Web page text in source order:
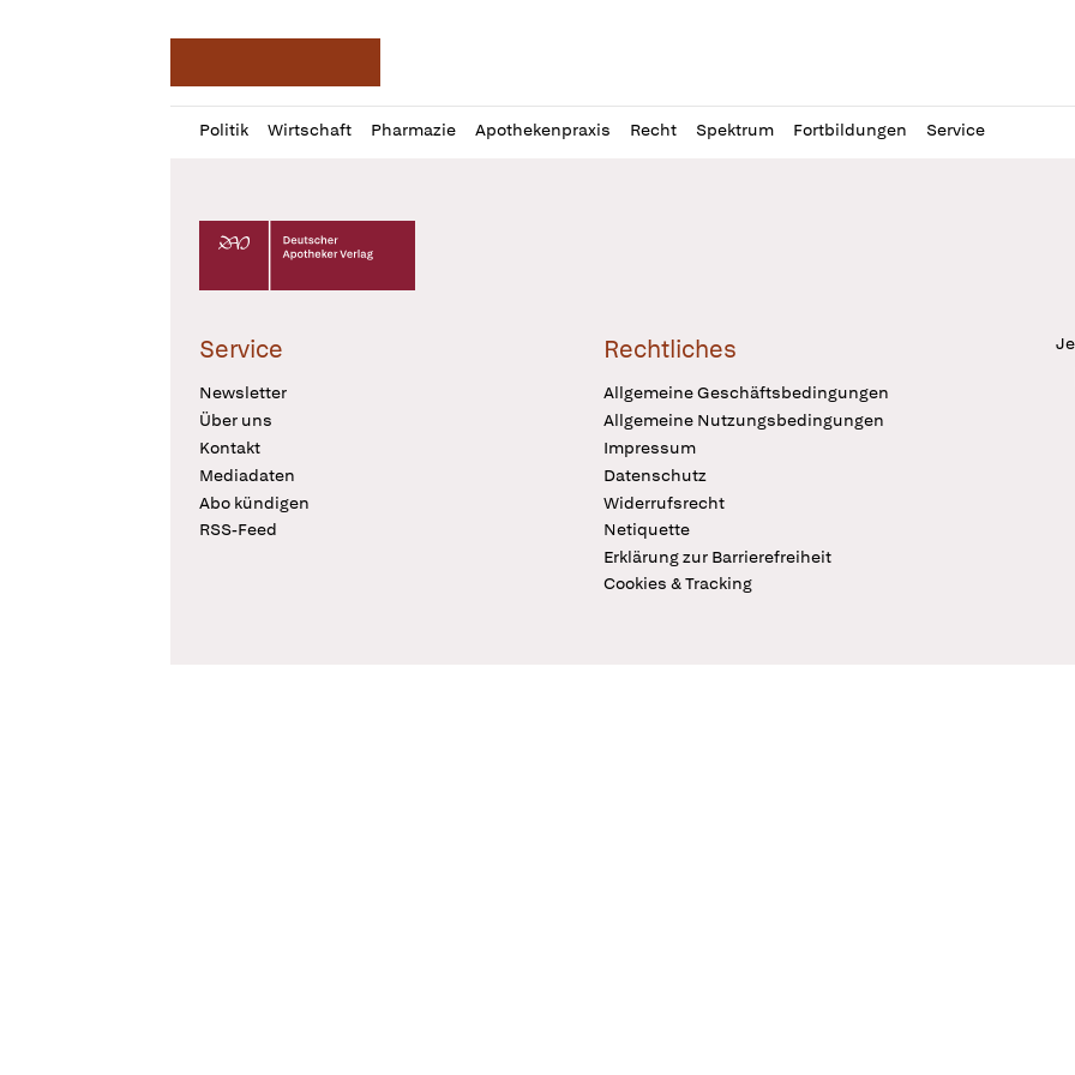
Politik Wirtschaft Pharmazie Apothekenpraxis Recht Spektrum Fortbildungen Service
Profil
öffnen
Daz
Pur
Deutscher Apotheker Verlag Logo
Service
Newsletter
Über uns
Kontakt
Mediadaten
Abo kündigen
RSS-Feed
Rechtliches
Allgemeine Geschäftsbedingungen
Allgemeine Nutzungsbedingungen
Impressum
Datenschutz
Widerrufsrecht
Netiquette
Erklärung zur Barrierefreiheit
Cookies & Tracking